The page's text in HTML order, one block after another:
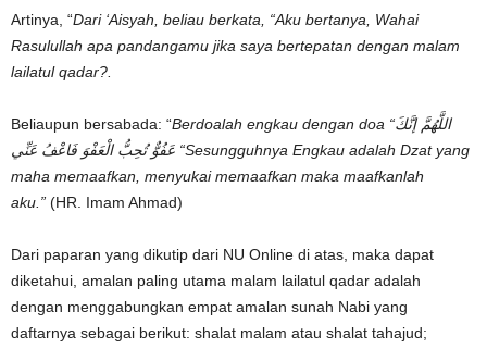
Artinya, “Dari ‘Aisyah, beliau berkata, “Aku bertanya, Wahai
Rasulullah apa pandangamu jika saya bertepatan dengan malam
lailatul qadar?.
Beliaupun bersabada: “Berdoalah engkau dengan doa “اللَّهُمَّ إنَّكَ
عَفُوٌّ تُحِبُّ الْعَفْوَ فَاعْفُ عَنِّي “Sesungguhnya Engkau adalah Dzat yang
maha memaafkan, menyukai memaafkan maka maafkanlah
aku.” (HR. Imam Ahmad)
Dari paparan yang dikutip dari NU Online di atas, maka dapat
diketahui, amalan paling utama malam lailatul qadar adalah
dengan menggabungkan empat amalan sunah Nabi yang
daftarnya sebagai berikut: shalat malam atau shalat tahajud;